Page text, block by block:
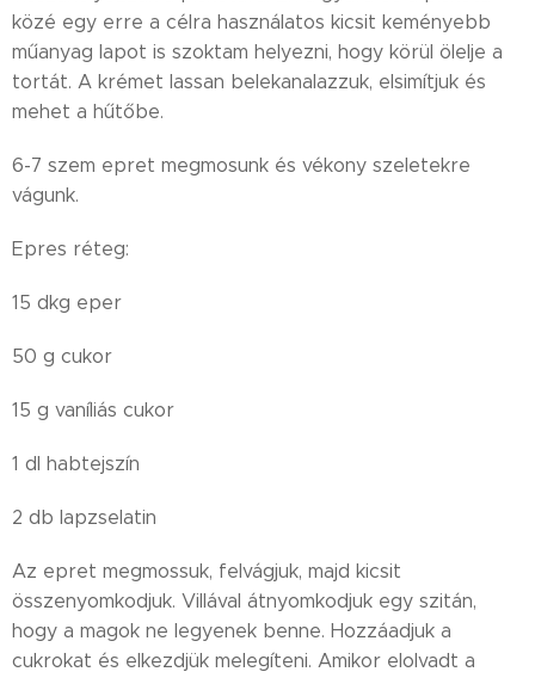
közé egy erre a célra használatos kicsit keményebb
műanyag lapot is szoktam helyezni, hogy körül ölelje a
tortát. A krémet lassan belekanalazzuk, elsimítjuk és
mehet a hűtőbe.
6-7 szem epret megmosunk és vékony szeletekre
vágunk.
Epres réteg:
15 dkg eper
50 g cukor
15 g vaníliás cukor
1 dl habtejszín
2 db lapzselatin
Az epret megmossuk, felvágjuk, majd kicsit
összenyomkodjuk. Villával átnyomkodjuk egy szitán,
hogy a magok ne legyenek benne. Hozzáadjuk a
cukrokat és elkezdjük melegíteni. Amikor elolvadt a